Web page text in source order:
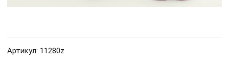
Артикул: 11280z